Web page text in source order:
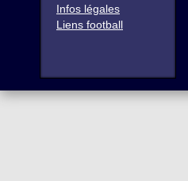
Infos légales
Liens football